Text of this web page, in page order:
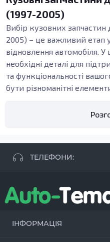
(1997-2005)
Вибір кузовних запчастин
2005) – це важливий етап
відновлення автомобіля. У
необхідні деталі для
та функціональності
бути різноманітні
ремонту, заміни
Кузовні запчастини, такі
бампери, виконують
цілісність автомобіля,
навантажень.
стійкими до механічних
ТЕЛЕФОНИ:
+38 096 250 84 38
+38 099 657 61 50
ІНФОРМАЦІЯ